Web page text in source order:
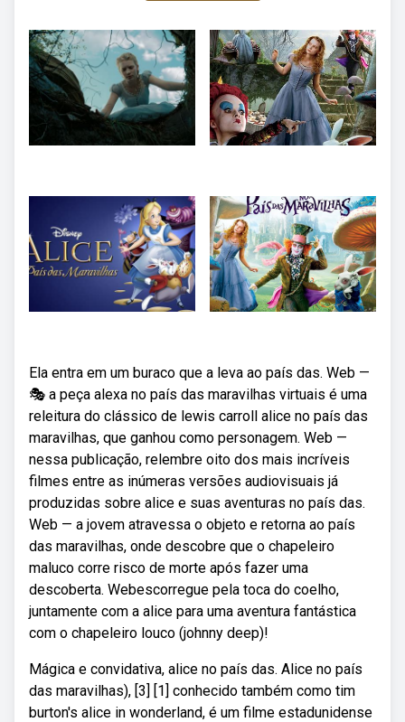
Ela entra em um buraco que a leva ao país das. Web —
🎭 a peça alexa no país das maravilhas virtuais é uma
releitura do clássico de lewis carroll alice no país das
maravilhas, que ganhou como personagem. Web —
nessa publicação, relembre oito dos mais incríveis
filmes entre as inúmeras versões audiovisuais já
produzidas sobre alice e suas aventuras no país das.
Web — a jovem atravessa o objeto e retorna ao país
das maravilhas, onde descobre que o chapeleiro
maluco corre risco de morte após fazer uma
descoberta. Webescorregue pela toca do coelho,
juntamente com a alice para uma aventura fantástica
com o chapeleiro louco (johnny deep)!
Mágica e convidativa, alice no país das. Alice no país
das maravilhas), [3] [1] conhecido também como tim
burton's alice in wonderland, é um filme estadunidense